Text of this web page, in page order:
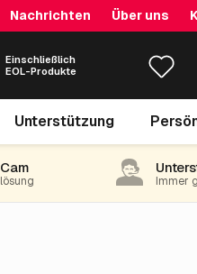
Nachrichten Über uns
Einschließlich
EOL-Produkte
Unterstützung
Immer